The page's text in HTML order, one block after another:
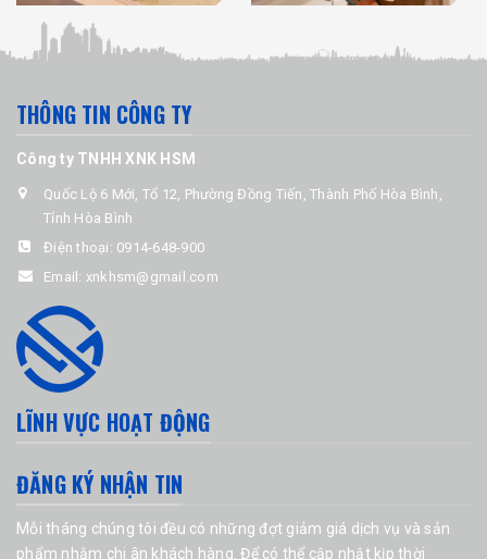
THÔNG TIN CÔNG TY
Công ty TNHH XNK HSM
Quốc Lộ 6 Mới, Tổ 12, Phường Đồng Tiến, Thành Phố Hòa Bình,
Tỉnh Hòa Bình
Điện thoại: 0914-648-900
Email: xnkhsm@gmail.com
LĨNH VỰC HOẠT ĐỘNG
ĐĂNG KÝ NHẬN TIN
Mỗi tháng chúng tôi đều có những đợt giảm giá dịch vụ và sản
phẩm nhằm chi ân khách hàng. Để có thể cập nhật kịp thời